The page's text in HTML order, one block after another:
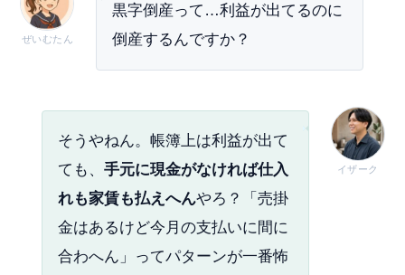
ぜいむたん
黒字倒産って…利益が出てるのに
倒産するんですか？
イザーク
そうやねん。帳簿上は利益が出て
ても、手元に現金がなければ仕入
れも家賃も払えへんやろ？「売掛
金はあるけど今月の支払いに間に
合わへん」ってパターンが一番怖